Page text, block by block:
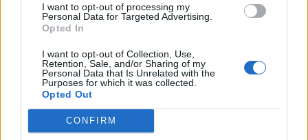
I want to opt-out of processing my
Personal Data for Targeted Advertising.
Opted In
I want to opt-out of Collection, Use,
Retention, Sale, and/or Sharing of my
Personal Data that Is Unrelated with the
Purposes for which it was collected.
Opted Out
CONFIRM
Kötéslisták: BÉT elmúlt 2 év napon belüli
kötéslistái
Előfizetés
MÁR ELŐFIZETŐNK VAGY?